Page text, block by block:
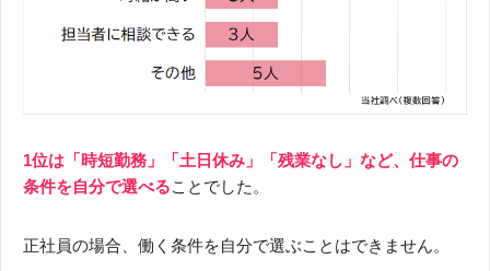
1位は「時短勤務」「土日休み」「残業なし」など、仕事の
条件を自分で選べることでした。
正社員の場合、働く条件を自分で選ぶことはできません。